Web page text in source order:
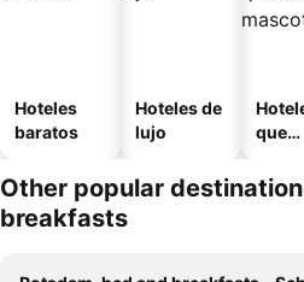
Hoteles
baratos
Hoteles de
lujo
que
Other popular
breakfasts